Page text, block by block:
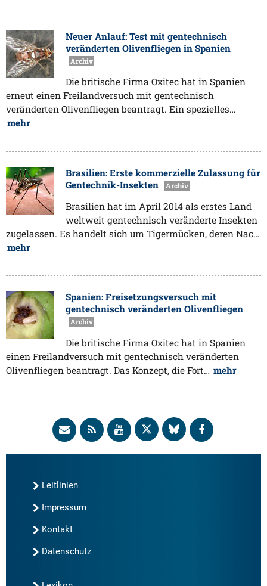
Neuer Anlauf: Test mit gentechnisch
veränderten Olivenfliegen in Spanien
Archiv
Die britische Firma Oxitec hat in Spanien
erneut einen Freilandversuch mit gentechnisch
veränderten Olivenfliegen beantragt. Ein spezielles…
mehr
Brasilien: Erste kommerzielle Zulassung für
Gentechnik-Insekten
Archiv
Brasilien hat im April 2014 als erstes Land
weltweit gentechnisch veränderte Insekten
zugelassen. Es handelt sich um Tigermücken, deren Nac…
mehr
Spanien: Freisetzungsversuch mit
gentechnisch veränderten Olivenfliegen
Archiv
Die britische Firma Oxitec hat in Spanien
einen Freilandversuch mit gentechnisch veränderten
Olivenfliegen beantragt. Das Konzept, die Fort… mehr
Leitlinien
Impressum
Kontakt
Datenschutz